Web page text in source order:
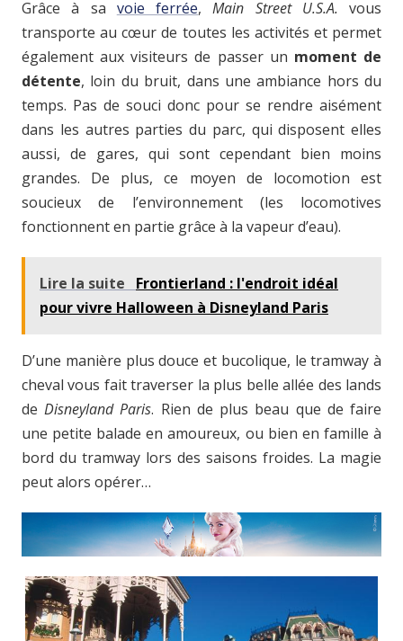
Grâce à sa voie ferrée,Main Street U.S.A. vous
transporte au cœur de toutes les activités et permet
également aux visiteurs de passer un moment de
détente, loin du bruit, dans une ambiance hors du
temps. Pas de souci donc pour se rendre aisément
dans les autres parties du parc, qui disposent elles
aussi, de gares, qui sont cependant bien moins
grandes. De plus, ce moyen de locomotion est
soucieux de l’environnement (les locomotives
fonctionnent en partie grâce à la vapeur d’eau).
Lire la suite
Frontierland : l'endroit idéal
pour vivre Halloween à Disneyland Paris
D’une manière plus douce et bucolique, le tramway à
cheval vous fait traverser la plus belle allée des lands
deDisneyland Paris. Rien de plus beau que de faire
une petite balade en amoureux, ou bien en famille à
bord du tramway lors des saisons froides. La magie
peut alors opérer…